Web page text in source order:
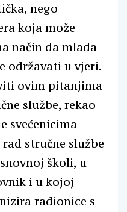
nego
koja može
način da mlada
održavati u vjeri.
ovim pitanjima
službe, rekao
svećenicima
stručne službe
školi, u
i u kojoj
radionice s